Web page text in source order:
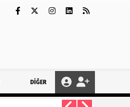
DİĞER